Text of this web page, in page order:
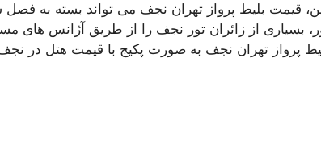
قیمت بلیط پرواز تهران نجف می‌ تواند بسته به فصل
بسیاری از زائران تور نجف را از طریق آژانس ‌های
پرواز تهران نجف به صورت پکیج با قیمت هتل در